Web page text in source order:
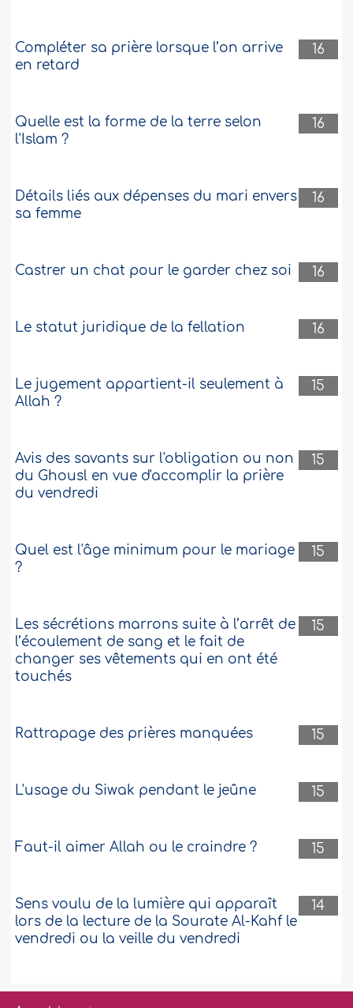
16
Compléter sa prière lorsque l’on arrive
en retard
16
Quelle est la forme de la terre selon
l'Islam ?
16
Détails liés aux dépenses du mari envers
sa femme
16
Castrer un chat pour le garder chez soi
16
Le statut juridique de la fellation
15
Le jugement appartient-il seulement à
Allah ?
15
Avis des savants sur l'obligation ou non
du Ghousl en vue d'accomplir la prière
du vendredi
15
Quel est l'âge minimum pour le mariage
?
15
Les sécrétions marrons suite à l’arrêt de
l’écoulement de sang et le fait de
changer ses vêtements qui en ont été
touchés
15
Rattrapage des prières manquées
15
L'usage du Siwak pendant le jeûne
15
Faut-il aimer Allah ou le craindre ?
14
Sens voulu de la lumière qui apparaît
lors de la lecture de la Sourate Al-Kahf le
vendredi ou la veille du vendredi